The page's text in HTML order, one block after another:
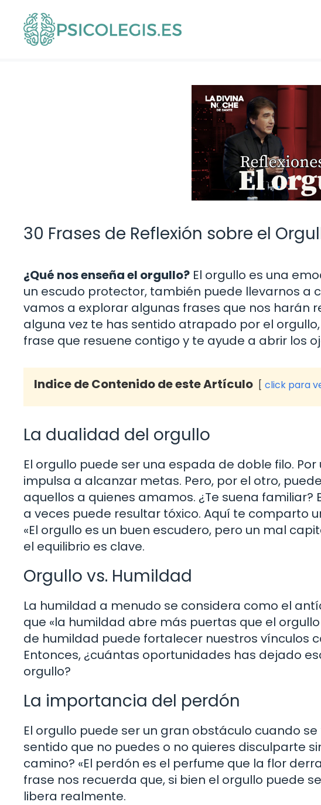
contenido
30 Frases de Reflexión sobre el
¿Qué nos enseña el orgullo? El orgullo es una
un escudo protector, también puede llevarnos a
vamos a explorar algunas frases que nos harán
alguna vez te has sentido atrapado por el
frase que resuene contigo y te ayude a abrir los
Indice de Contenido de este Artículo click para
La dualidad del orgullo
El orgullo puede ser una espada de doble filo.
impulsa a alcanzar metas. Pero, por el otro,
aquellos a quienes amamos. ¿Te suena
a veces puede resultar tóxico. Aquí te comparto
«El orgullo es un buen escudero, pero un mal
el equilibrio es clave.
Orgullo vs. Humildad
La humildad a menudo se considera como el
que «la humildad abre más puertas que el
de humildad puede fortalecer nuestros vínculos
Entonces, ¿cuántas oportunidades has dejado
orgullo?
La importancia del perdón
El orgullo puede ser un gran obstáculo cuando
sentido que no puedes o no quieres disculparte
camino? «El perdón es el perfume que la flor
frase nos recuerda que, si bien el orgullo puede
libera realmente.